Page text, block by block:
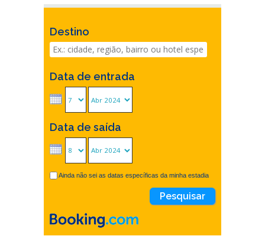
Destino
Data de entrada
Data de saída
Ainda não sei as datas específicas da minha estadia